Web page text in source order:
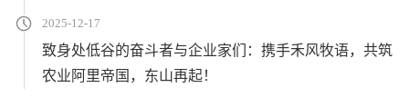
2025-12-17
致身处低谷的奋斗者与企业家们：携手禾风牧语，共筑
农业阿里帝国，东山再起！